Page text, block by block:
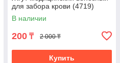
для забора крови (4719)
В наличии
200 ₸ 2 000 ₸
Купить